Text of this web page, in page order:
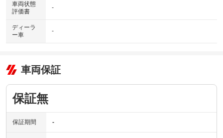
車両状態
評価書
-
ディーラ
ー車
-
車両保証
保証無
保証期間 -